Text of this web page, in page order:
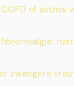
of
zwangere